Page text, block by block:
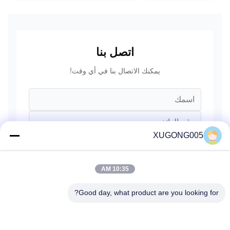
اتصل بنا
يمكنك الاتصال بنا في أي وقت!
XUGONG005
10:35 AM
Good day, what product are you looking for?